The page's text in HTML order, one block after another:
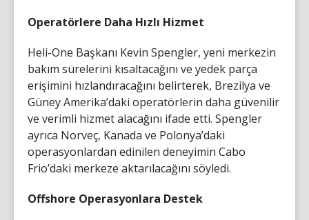
Operatörlere Daha Hızlı Hizmet
Heli-One Başkanı Kevin Spengler, yeni merkezin
bakım sürelerini kısaltacağını ve yedek parça
erişimini hızlandıracağını belirterek, Brezilya ve
Güney Amerika’daki operatörlerin daha güvenilir
ve verimli hizmet alacağını ifade etti. Spengler
ayrıca Norveç, Kanada ve Polonya’daki
operasyonlardan edinilen deneyimin Cabo
Frio’daki merkeze aktarılacağını söyledi.
Offshore Operasyonlara Destek